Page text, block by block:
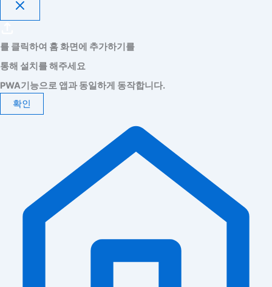
를 클릭하여 홈 화면에 추가하기를
통해 설치를 해주세요
PWA기능으로 앱과 동일하게 동작합니다.
확인